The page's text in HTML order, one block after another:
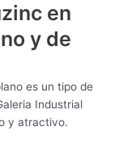
en
y de
es un tipo de
Industrial
y atractivo.